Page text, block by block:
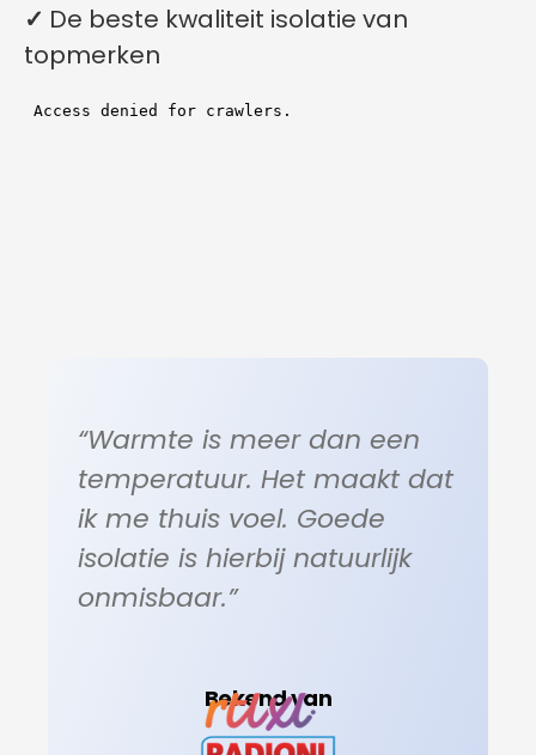
✓ De beste kwaliteit isolatie van
topmerken
“Warmte is meer dan een
temperatuur. Het maakt dat
ik me thuis voel. Goede
isolatie is hierbij natuurlijk
onmisbaar.”
Bekend van